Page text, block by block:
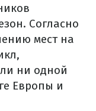
Согласно
мест на
ни одной
Европы и